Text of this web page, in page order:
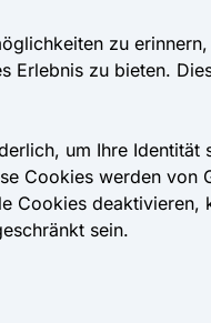
zu
Erlebnis zu bieten.
um Ihre Identität
Cookies werden
Cookies deaktivieren,
sein.